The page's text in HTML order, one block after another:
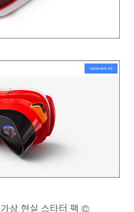
상 현실 스타터 팩 ©